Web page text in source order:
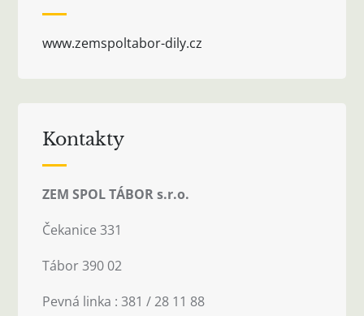
www.zemspoltabor-dily.cz
Kontakty
ZEM SPOL TÁBOR s.r.o.
Čekanice 331
Tábor 390 02
Pevná linka : 381 / 28 11 88